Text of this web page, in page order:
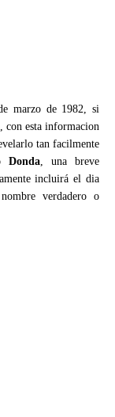
marzo de 1982, si
, con esta informacion
tan facilmente
Donda, una breve
incluirá el dia
verdadero o